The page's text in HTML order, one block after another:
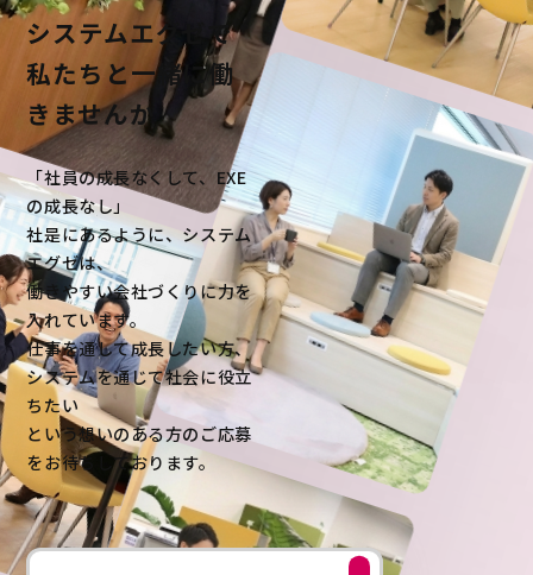
システムエグゼで
私たちと一緒に働
きませんか
「社員の成長なくして、EXE
の成長なし」
社是にあるように、システム
エグゼは、
働きやすい会社づくりに力を
入れています。
仕事を通して成長したい方、
システムを通じて社会に役立
ちたい
という想いのある方のご応募
をお待ちしております。